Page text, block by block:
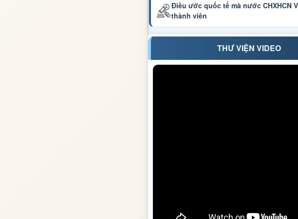
Điều ước quốc tế mà nước CHXHCN
thành viên
THƯ VIỆN VIDEO